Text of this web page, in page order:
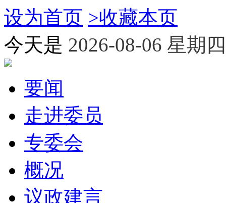
设为首页 >收藏本页
今天是 2026-08-06 星期四
要闻
走进委员
专委会
概况
议政建言